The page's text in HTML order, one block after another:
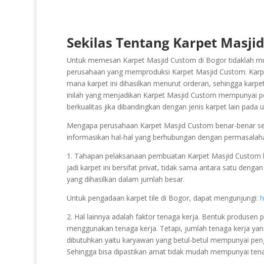
Sekilas Tentang Karpet
Untuk memesan Karpet Masjid Custom di Bogor tidaklah
perusahaan yang memproduksi Karpet Masjid Custom.
mana karpet ini dihasilkan menurut orderan, sehingga
inilah yang menjadikan Karpet Masjid Custom mempunyai
berkualitas jika dibandingkan dengan jenis karpet lain pada
Mengapa perusahaan Karpet Masjid Custom benar-benar
informasikan hal-hal yang berhubungan dengan
1. Tahapan pelaksanaan pembuatan Karpet Masjid
jadi karpet ini bersifat privat, tidak sama antara satu
yang dihasilkan dalam jumlah besar.
Untuk pengadaan karpet tile di Bogor, dapat mengunjungi:
2. Hal lainnya adalah faktor tenaga kerja. Bentuk
menggunakan tenaga kerja. Tetapi, jumlah tenaga kerja
dibutuhkan yaitu karyawan yang betul-betul mempunyai
Sehingga bisa dipastikan amat tidak mudah mempunyai